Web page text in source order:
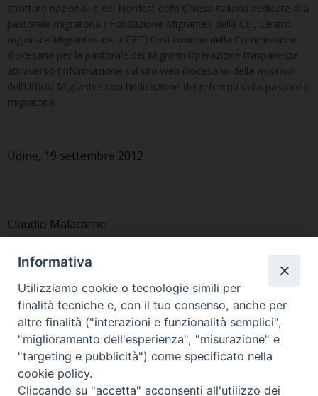
strutture nazionali e del Nordest della Chiesa italiana dedicate alla
pastorale migratoria ( Fondazione Migrantes della CEI, Centro
regionale Migrantes della CET).Costituzione della Commissione
diocesana per la pastorale dei Migranti.Operazione trasparenza
attraverso l’informazione sul sito web diocesano della mission
dell’Ufficio Migrantes con l’indicazione dei referenti della pastorale
migratoria.
Udine, 19 settembre 2012
Claudio Malacarne
Gruppo di lavoro 6 Linee pastorali diocesane
Informativa
Utilizziamo cookie o tecnologie simili per
finalità tecniche e, con il tuo consenso, anche per
altre finalità ("interazioni e funzionalità semplici",
"miglioramento dell'esperienza", "misurazione" e
"targeting e pubblicità") come specificato nella
cookie policy.
Cliccando su "accetta" acconsenti all'utilizzo dei